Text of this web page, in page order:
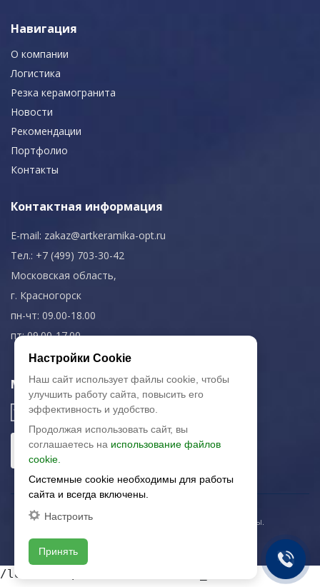
Навигация
О компании
Логистика
Резка керамогранита
Новости
Рекомендации
Портфолио
Контакты
Контактная информация
E-mail: zakaz@artkeramika-opt.ru
Тел.: +7 (499) 703-30-42
Московская область,
г. Красногорск
пн-чт: 09.00-18.00
пт: 09.00-17.00
Мы в соц. сетях
© 2003-2026 «Арткерамика». Все права защищены.
/local/templates/artkeramika_new
Настройки Cookie
Наш сайт использует файлы cookie, чтобы
улучшить работу сайта, повысить его
эффективность и удобство.
Продолжая использовать сайт, вы
соглашаетесь на использование файлов
cookie.
Системные cookie необходимы для работы
сайта и всегда включены.
Настроить
Принять